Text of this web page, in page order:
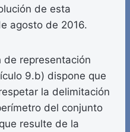
de esta
agosto de 2016.
de representación
9.b) dispone que
la delimitación
del conjunto
resulte de la